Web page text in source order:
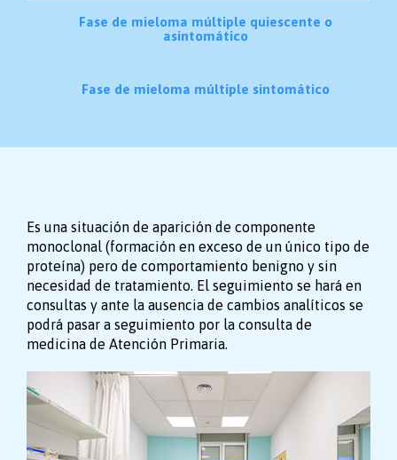
Fase de mieloma múltiple quiescente o
asintomático
Fase de mieloma múltiple sintomático
Es una situación de aparición de componente
monoclonal (formación en exceso de un único tipo de
proteína) pero de comportamiento benigno y sin
necesidad de tratamiento. El seguimiento se hará en
consultas y ante la ausencia de cambios analíticos se
podrá pasar a seguimiento por la consulta de
medicina de Atención Primaria.